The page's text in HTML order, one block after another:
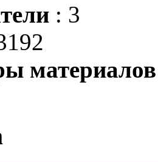
: 3
материалов